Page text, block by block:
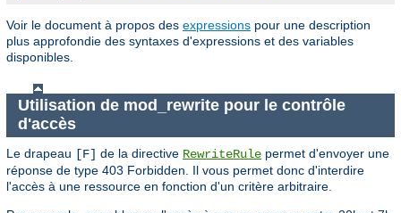
Voir le document à propos des expressions pour une description
plus approfondie des syntaxes d'expressions et des variables
disponibles.
Utilisation de mod_rewrite pour le contrôle
d'accès
Le drapeau [F] de la directive RewriteRule permet d'envoyer une
réponse de type 403 Forbidden. Il vous permet donc d'interdire
l'accès à une ressource en fonction d'un critère arbitraire.